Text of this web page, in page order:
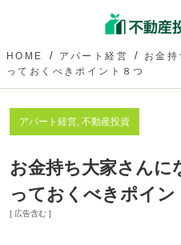
HOME アパート経営
お金
っておくべきポイント８つ
アパート経営, 不動産投資
お金持ち大家さんに
っておくべきポイン
[ 広告含む ]